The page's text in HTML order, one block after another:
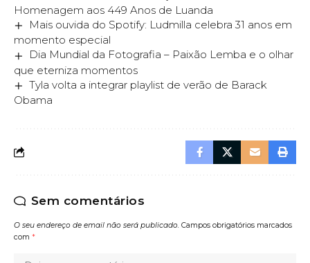
Homenagem aos 449 Anos de Luanda
Mais ouvida do Spotify: Ludmilla celebra 31 anos em
momento especial
Dia Mundial da Fotografia – Paixão Lemba e o olhar
que eterniza momentos
Tyla volta a integrar playlist de verão de Barack
Obama
Sem comentários
O seu endereço de email não será publicado. Campos obrigatórios marcados
com *